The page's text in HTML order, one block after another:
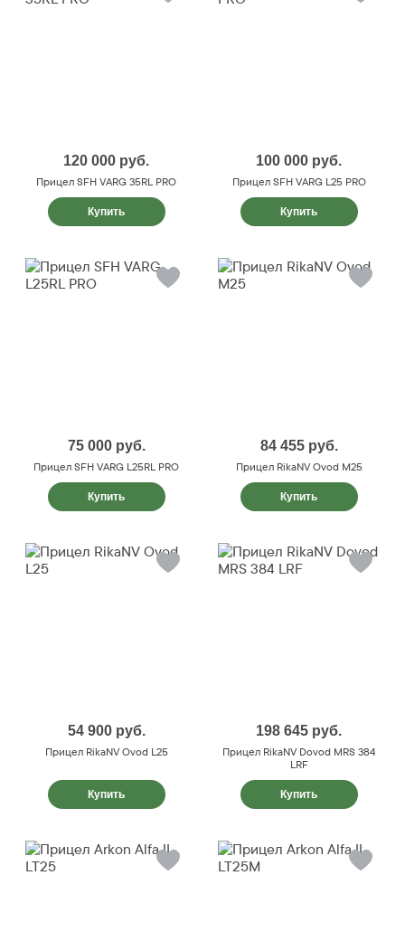
120 000 руб.
Прицел SFH VARG 35RL PRO
Купить
100 000 руб.
Прицел SFH VARG L25 PRO
Купить
75 000 руб.
Прицел SFH VARG L25RL PRO
Купить
84 455 руб.
Прицел RikaNV Ovod M25
Купить
54 900 руб.
Прицел RikaNV Ovod L25
Купить
198 645 руб.
Прицел RikaNV Dovod MRS 384
LRF
Купить